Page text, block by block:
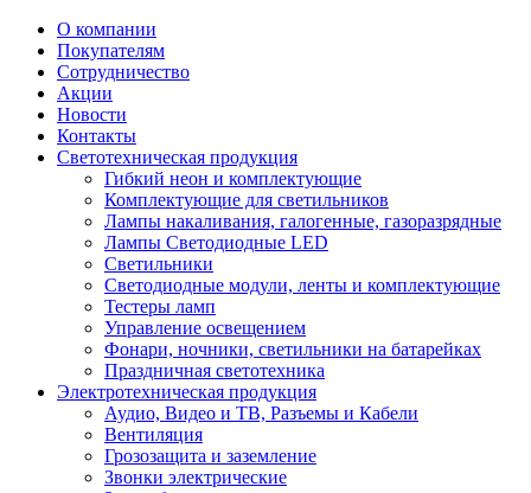
О компании
Покупателям
Сотрудничество
Акции
Новости
Контакты
Светотехническая продукция
Гибкий неон и комплектующие
Комплектующие для светильников
Лампы накаливания, галогенные, газоразрядные
Лампы Светодиодные LED
Светильники
Светодиодные модули, ленты и комплектующие
Тестеры ламп
Управление освещением
Фонари, ночники, светильники на батарейках
Праздничная светотехника
Электротехническая продукция
Аудио, Видео и ТВ, Разъемы и Кабели
Вентиляция
Грозозащита и заземление
Звонки электрические